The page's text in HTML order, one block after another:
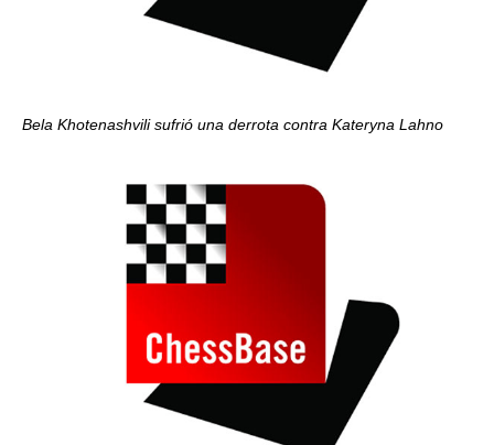
Bela Khotenashvili sufrió una derrota contra Kateryna Lahno